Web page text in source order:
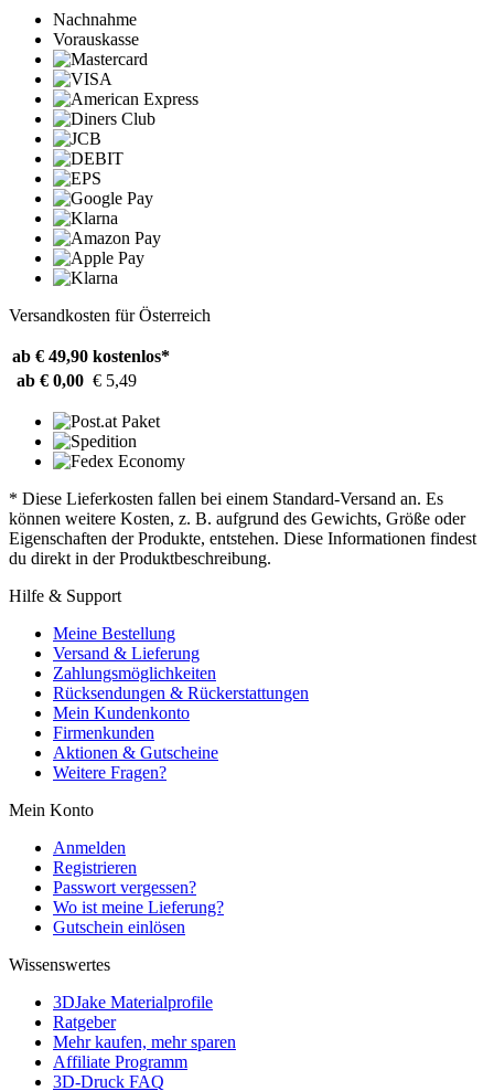
Nachnahme
Vorauskasse
Versandkosten für Österreich
ab € 49,90 kostenlos*
ab € 0,00 € 5,49
* Diese Lieferkosten fallen bei einem Standard-Versand an. Es
können weitere Kosten, z. B. aufgrund des Gewichts, Größe oder
Eigenschaften der Produkte, entstehen. Diese Informationen findest
du direkt in der Produktbeschreibung.
Hilfe & Support
Meine Bestellung
Versand & Lieferung
Zahlungsmöglichkeiten
Rücksendungen & Rückerstattungen
Mein Kundenkonto
Firmenkunden
Aktionen & Gutscheine
Weitere Fragen?
Mein Konto
Anmelden
Registrieren
Passwort vergessen?
Wo ist meine Lieferung?
Gutschein einlösen
Wissenswertes
3DJake Materialprofile
Ratgeber
Mehr kaufen, mehr sparen
Affiliate Programm
3D-Druck FAQ